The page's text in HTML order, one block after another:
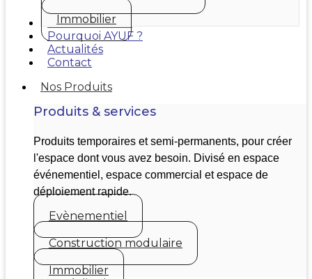
Immobilier
Nos réalisations
Pourquoi AYUF ?
Actualités
Contact
Nos Produits
Produits & services
Produits temporaires et semi-permanents, pour créer
l'espace dont vous avez besoin. Divisé en espace
événementiel, espace commercial et espace de
déploiement rapide.
Evènementiel
Construction modulaire
Immobilier